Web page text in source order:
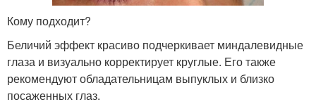
Кому подходит?
Беличий эффект красиво подчеркивает миндалевидные
глаза и визуально корректирует круглые. Его также
рекомендуют обладательницам выпуклых и близко
посаженных глаз.